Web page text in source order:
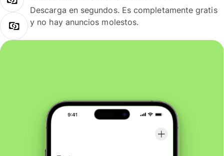
Descarga en segundos. Es completamente gratis
y no hay anuncios molestos.